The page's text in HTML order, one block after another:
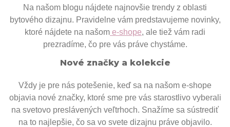
Na našom blogu nájdete najnovšie trendy z oblasti
bytového dizajnu. Pravidelne vám predstavujeme novinky,
ktoré nájdete na našom e-shope, ale tiež vám radi
prezradíme, čo pre vás práve chystáme.
Nové značky a kolekcie
Vždy je pre nás potešenie, keď sa na našom e-shope
objavia nové značky, ktoré sme pre vás starostlivo vyberali
na svetovo preslávených veľtrhoch. Snažíme sa sústrediť
na to najlepšie, čo sa vo svete dizajnu práve objavilo.